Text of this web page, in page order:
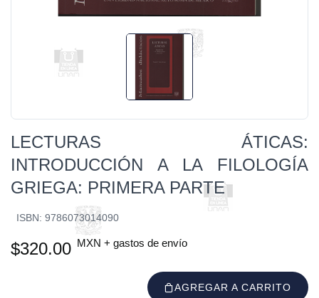
LECTURAS ÁTICAS:
INTRODUCCIÓN A LA FILOLOGÍA
GRIEGA: PRIMERA PARTE
ISBN: 9786073014090
$320.00 MXN + gastos de envío
AGREGAR A CARRITO